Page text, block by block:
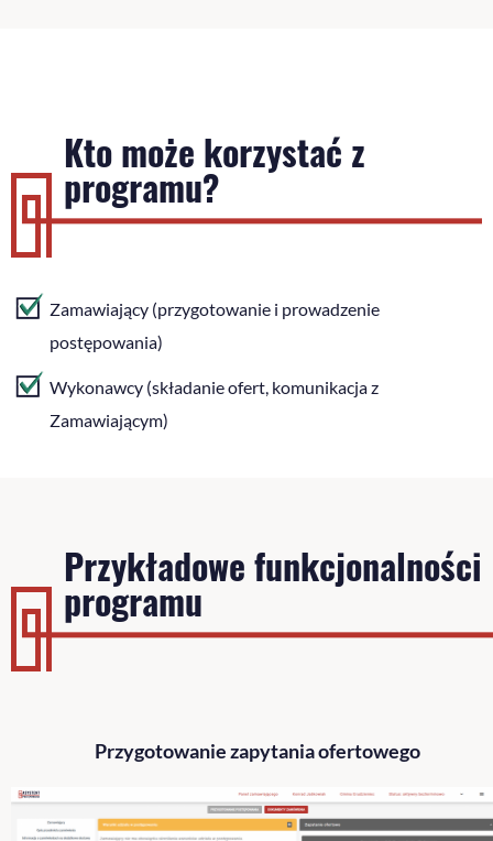
Kto może korzystać z
programu?
Zamawiający (przygotowanie i prowadzenie
postępowania)
Wykonawcy (składanie ofert, komunikacja z
Zamawiającym)
Przykładowe funkcjonalności
programu
Przygotowanie zapytania ofertowego